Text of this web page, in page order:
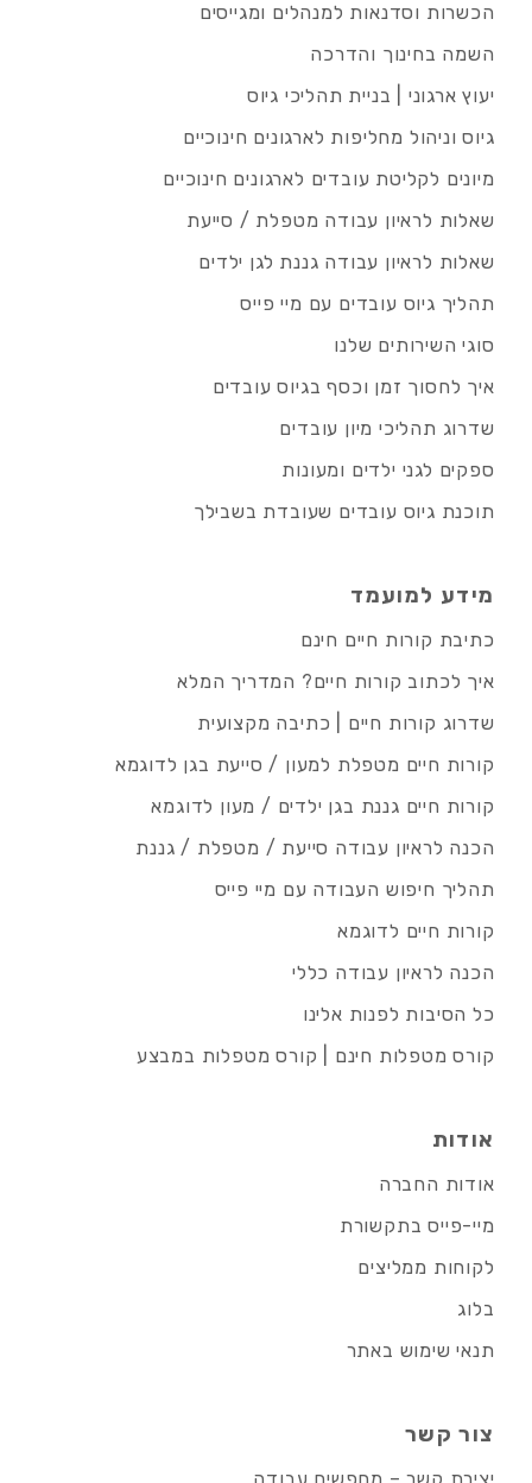
הכשרות וסדנאות למנהלים ומגייסים
השמה בחינוך והדרכה
יעוץ ארגוני | בניית תהליכי גיוס
גיוס וניהול מחליפות לארגונים חינוכיים
מיונים לקליטת עובדים לארגונים חינוכיים
שאלות לראיון עבודה מטפלת / סייעת
שאלות לראיון עבודה גננת לגן ילדים
תהליך גיוס עובדים עם מיי פייס
סוגי השירותים שלנו
איך לחסוך זמן וכסף בגיוס עובדים
שדרוג תהליכי מיון עובדים
ספקים לגני ילדים ומעונות
תוכנת גיוס עובדים שעובדת בשבילך
מידע למועמד
כתיבת קורות חיים חינם
איך לכתוב קורות חיים? המדריך המלא
שדרוג קורות חיים | כתיבה מקצועית
קורות חיים מטפלת למעון / סייעת בגן לדוגמא
קורות חיים גננת בגן ילדים / מעון לדוגמא
הכנה לראיון עבודה סייעת / מטפלת / גננת
תהליך חיפוש העבודה עם מיי פייס
קורות חיים לדוגמא
הכנה לראיון עבודה כללי
כל הסיבות לפנות אלינו
קורס מטפלות חינם | קורס מטפלות במבצע
אודות
אודות החברה
מיי-פייס בתקשורת
לקוחות ממליצים
בלוג
תנאי שימוש באתר
צור קשר